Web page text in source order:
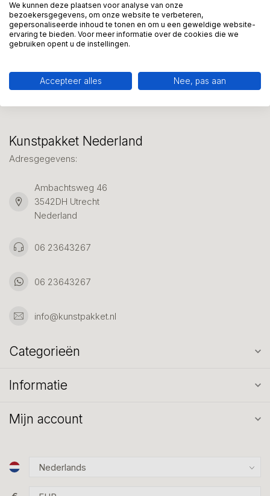
Meer informatie?
We helpen graag met uw keuze of geven advies, bel of app
ons 7 dagen per week: 06-23643267
Klantenservice
Kunstpakket Nederland
Adresgegevens:
Ambachtsweg 46
3542DH Utrecht
Nederland
06 23643267
06 23643267
info@kunstpakket.nl
Categorieën
Informatie
Mijn account
We kunnen deze plaatsen voor analyse van onze
bezoekersgegevens, om onze website te verbeteren,
gepersonaliseerde inhoud te tonen en om u een geweldige website-
ervaring te bieden. Voor meer informatie over de cookies die we
gebruiken opent u de instellingen.
Accepteer alles Nee, pas aan